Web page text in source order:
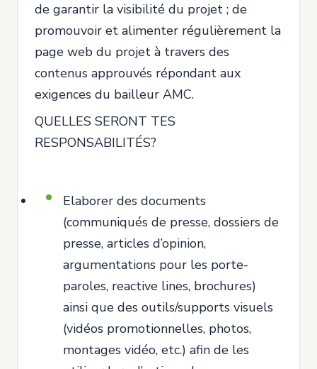
de garantir la visibilité du projet ; de
promouvoir et alimenter régulièrement la
page web du projet à travers des
contenus approuvés répondant aux
exigences du bailleur AMC.
QUELLES SERONT TES
RESPONSABILITÉS?
Elaborer des documents
(communiqués de presse, dossiers de
presse, articles d’opinion,
argumentations pour les porte-
paroles, reactive lines, brochures)
ainsi que des outils/supports visuels
(vidéos promotionnelles, photos,
montages vidéo, etc.) afin de les